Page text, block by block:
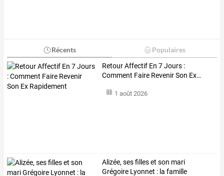
Récents Populaires
RetourAffectif En 7Jours :
Comment Faire RevenirSon Ex…
1 août 2026
Alizée, sesfilleset son mari
Grégoire Lyonnet : la famille